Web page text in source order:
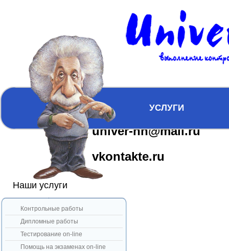
Главная
ICQ:617163610
univer-nn@mail.ru
vkontakte.ru
ГЛАВНАЯ УСЛУГИ
Наши услуги
Контрольные работы
Дипломные работы
Тестирование on-line
Помощь на экзаменах on-line